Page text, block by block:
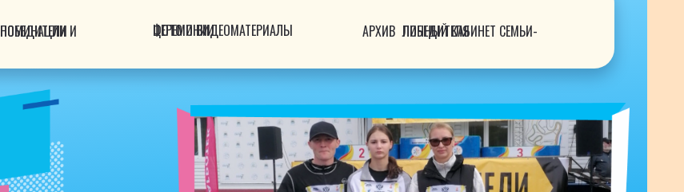
ФОТО И ВИДЕОМАТЕРИАЛЫ ЦЕРЕМОНИИ АРХИВ ЛИЧНЫЙ КАБИНЕТ СЕМЬИ-ПОБЕДИТЕЛЯ
НОМИНАЦИИ И ПОБЕДИТЕЛИ